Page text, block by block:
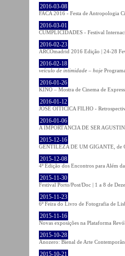
2016-03-08
FACA 2016 - Festa de Antropologia
2016-03-01
CUMPLICIDADES - Festival
2016-02-23
ARCOmadrid 2016 Edição | 24-28
2016-02-18
veículo de intimidade – hoje
2016-01-26
KINO – Mostra de Cinema de
2016-01-12
JOSÉ OITICICA FILHO -
2016-01-06
A IMPORTÂNCIA DE SER
2015-12-16
GENTILEZA DE UM GIGANTE, de
2015-12-08
4ª Edição dos Encontros para Além
2015-11-30
Festival Porto/Post/Doc | 1 a 8 de
2015-11-23
6ª Feira do Livro de Fotografia de
2015-11-16
Novas exposições na Plataforma
2015-10-28
Anozero: Bienal de Arte
2015-10-21